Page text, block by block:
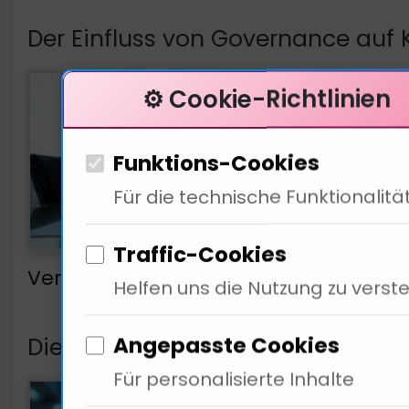
Der Einfluss von Governance auf
Die
Vertrauen der Nutzer gewinnen.
Die Rolle der Technologie in der
⚙️ Cookie-Richtlinien
Funktions-Cookies
Für die technische
Traffic-Cookies
Helfen uns die Nutzung zu
Angepasste Cookies
Für personalisierte Inhalte